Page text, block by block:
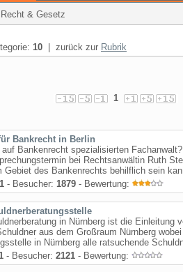
& Gesetz
10 | zurück zur Rubrik
1
Bankrecht in Berlin
Bankenrecht spezialisierten
bei Rechtsanwältin Ruth
Gebiet des Bankenrechts behilflich sein
- Besucher: 1879 - Bewertung:
in Nürnberg ist die Einleitung
aus dem Großraum Nürnberg
in Nürnberg alle ratsuchende
- Besucher: 2121 - Bewertung: